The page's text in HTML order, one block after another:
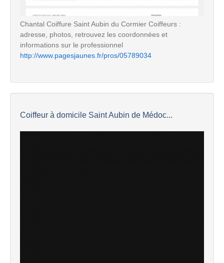
Chantal Coiffure Saint Aubin du Cormier Coiffeurs :
adresse, photos, retrouvez les coordonnées et
informations sur le professionnel
http://www.pagesjaunes.fr/pros/05789034
Coiffeur à domicile Saint Aubin de Médoc...